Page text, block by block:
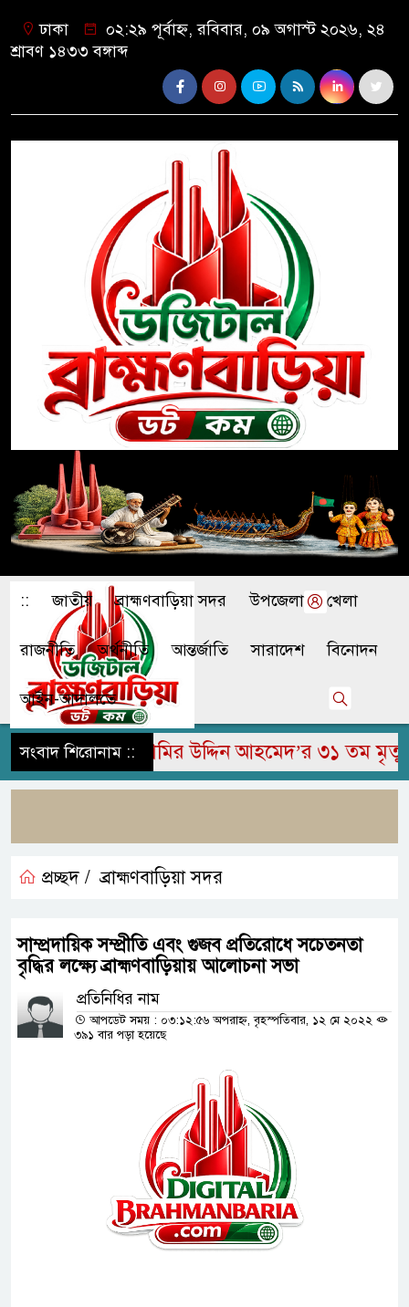
ঢাকা
০২:২৯ পূর্বাহ্ন, রবিবার, ০৯ অগাস্ট ২০২৬, ২৪
শ্রাবণ ১৪৩৩ বঙ্গাব্দ
:: জাতীয় ব্রাহ্মণবাড়িয়া সদর উপজেলা খেলা
রাজনীতি অর্থনীতি আন্তর্জাতি সারাদেশ বিনোদন
আইন-আদালতে
সংবাদ শিরোনাম ::
মরহুম জামির উদ্দিন আহমেদ’র ৩১ তম মৃত্যু
প্রচ্ছদ / ব্রাহ্মণবাড়িয়া সদর
সাম্প্রদায়িক সম্প্রীতি এবং গুজব প্রতিরোধে সচেতনতা
বৃদ্ধির লক্ষ্যে ব্রাহ্মণবাড়িয়ায় আলোচনা সভা
প্রতিনিধির নাম
আপডেট সময় : ০৩:১২:৫৬ অপরাহ্ন, বৃহস্পতিবার, ১২ মে ২০২২
৩৯১ বার পড়া হয়েছে